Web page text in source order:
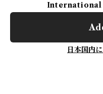
International
日本国内